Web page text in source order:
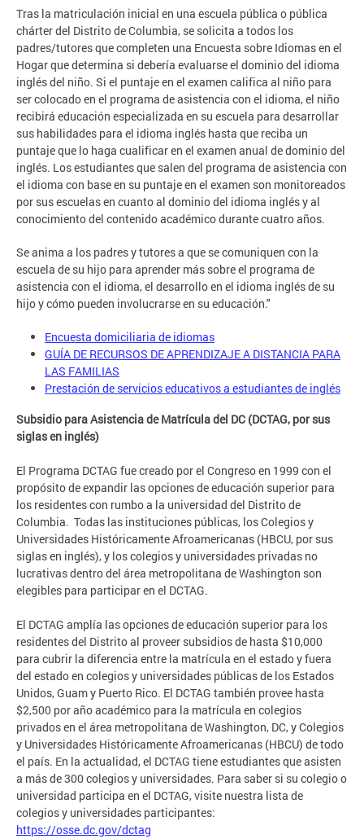
Tras la matriculación inicial en una escuela pública o pública
chárter del Distrito de Columbia, se solicita a todos los
padres/tutores que completen una Encuesta sobre Idiomas en el
Hogar que determina si debería evaluarse el dominio del idioma
inglés del niño. Si el puntaje en el examen califica al niño para
ser colocado en el programa de asistencia con el idioma, el niño
recibirá educación especializada en su escuela para desarrollar
sus habilidades para el idioma inglés hasta que reciba un
puntaje que lo haga cualificar en el examen anual de dominio del
inglés. Los estudiantes que salen del programa de asistencia con
el idioma con base en su puntaje en el examen son monitoreados
por sus escuelas en cuanto al dominio del idioma inglés y al
conocimiento del contenido académico durante cuatro años.
Se anima a los padres y tutores a que se comuniquen con la
escuela de su hijo para aprender más sobre el programa de
asistencia con el idioma, el desarrollo en el idioma inglés de su
hijo y cómo pueden involucrarse en su educación."
Encuesta domiciliaria de idiomas
GUÍA DE RECURSOS DE APRENDIZAJE A DISTANCIA PARA
LAS FAMILIAS
Prestación de servicios educativos a estudiantes de inglés
Subsidio para Asistencia de Matrícula del DC (DCTAG, por sus
siglas en inglés)
El Programa DCTAG fue creado por el Congreso en 1999 con el
propósito de expandir las opciones de educación superior para
los residentes con rumbo a la universidad del Distrito de
Columbia. Todas las instituciones públicas, los Colegios y
Universidades Históricamente Afroamericanas (HBCU, por sus
siglas en inglés), y los colegios y universidades privadas no
lucrativas dentro del área metropolitana de Washington son
elegibles para participar en el DCTAG.
El DCTAG amplía las opciones de educación superior para los
residentes del Distrito al proveer subsidios de hasta $10,000
para cubrir la diferencia entre la matrícula en el estado y fuera
del estado en colegios y universidades públicas de los Estados
Unidos, Guam y Puerto Rico. El DCTAG también provee hasta
$2,500 por año académico para la matrícula en colegios
privados en el área metropolitana de Washington, DC, y Colegios
y Universidades Históricamente Afroamericanas (HBCU) de todo
el país. En la actualidad, el DCTAG tiene estudiantes que asisten
a más de 300 colegios y universidades. Para saber si su colegio o
universidad participa en el DCTAG, visite nuestra lista de
colegios y universidades participantes:
https://osse.dc.gov/dctag